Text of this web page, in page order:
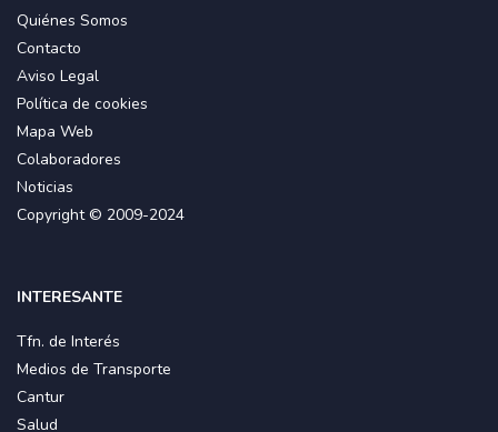
Quiénes Somos
Contacto
Aviso Legal
Política de cookies
Mapa Web
Colaboradores
Noticias
Copyright © 2009-2024
INTERESANTE
Tfn. de Interés
Medios de Transporte
Cantur
Salud